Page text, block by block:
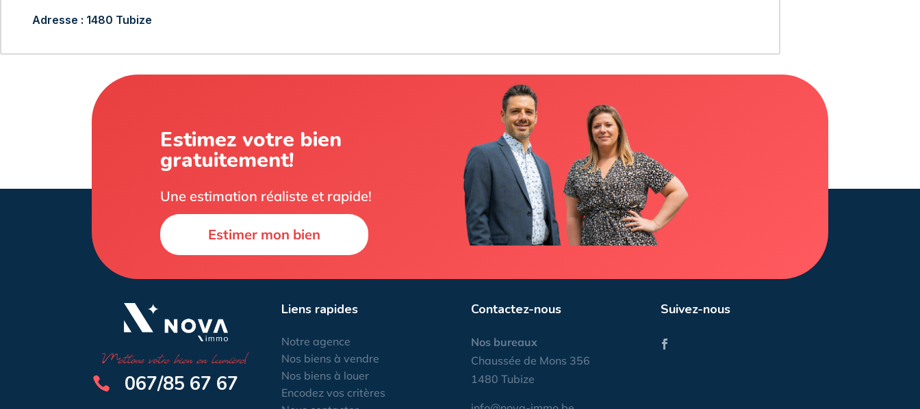
Adresse : 1480 Tubize
Estimez votre bien
gratuitement!
Une estimation réaliste et rapide!
Estimer mon bien
 067/85 67 67
Liens rapides
Notre agence
Nos biens à vendre
Nos biens à louer
Encodez vos critères
Contactez-nous
Nos bureaux
Chaussée de Mons 356
1480 Tubize
Suivez-nous